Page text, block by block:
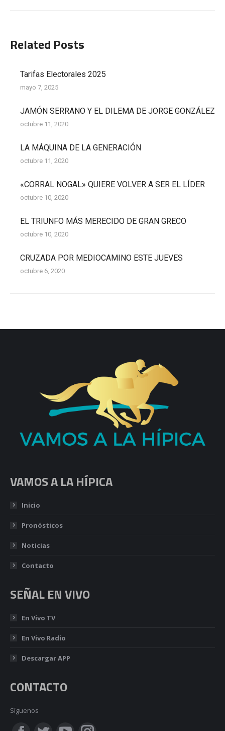
Related Posts
Tarifas Electorales 2025
mayo 7, 2025
JAMÓN SERRANO Y EL DILEMA DE JORGE GONZÁLEZ
octubre 11, 2020
LA MÁQUINA DE LA GENERACIÓN
octubre 11, 2020
«CORRAL NOGAL» QUIERE VOLVER A SER EL LÍDER
octubre 10, 2020
EL TRIUNFO MÁS MERECIDO DE GRAN GRECO
octubre 10, 2020
CRUZADA POR MEDIOCAMINO ESTE JUEVES
octubre 6, 2020
VAMOS A LA HÍPICA
Inicio
Pronósticos
Noticias
Contacto
SEÑAL EN VIVO
En Vivo TV
En Vivo Radio
Descargar APP
CONTACTO
Síguenos
Encuéntranos en: